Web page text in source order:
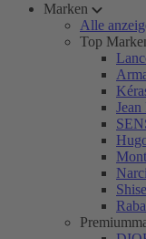
Marken
Alle
Top